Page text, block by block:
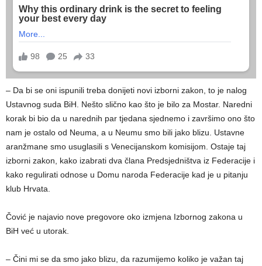
– Da bi se oni ispunili treba donijeti novi izborni zakon, to je nalog
Ustavnog suda BiH. Nešto slično kao što je bilo za Mostar. Naredni
korak bi bio da u narednih par tjedana sjednemo i završimo ono što
nam je ostalo od Neuma, a u Neumu smo bili jako blizu. Ustavne
aranžmane smo usuglasili s Venecijanskom komisijom. Ostaje taj
izborni zakon, kako izabrati dva člana Predsjedništva iz Federacije i
kako regulirati odnose u Domu naroda Federacije kad je u pitanju
klub Hrvata.
Čović je najavio nove pregovore oko izmjena Izbornog zakona u
BiH već u utorak.
– Čini mi se da smo jako blizu, da razumijemo koliko je važan taj